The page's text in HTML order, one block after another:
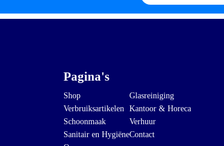
Pagina's
Shop
Verbruiksartikelen
Schoonmaak
Sanitair en Hygiëne
Glasreiniging
Kantoor & Horeca
Verhuur
Contact